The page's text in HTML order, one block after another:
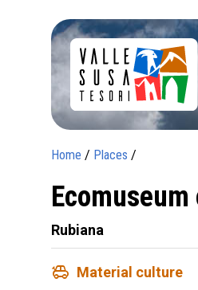
Home / Places /
Rubiana
toys Material culture